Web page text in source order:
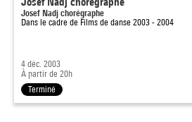
Josef Nadj chorégraphe
Dans le cadre de Films de danse 2003 - 2004
4 déc. 2003
À partir de 20h
Terminé